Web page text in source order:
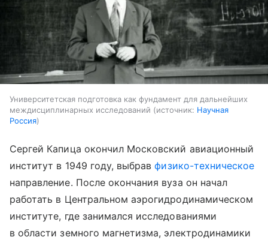
Университетская подготовка как фундамент для дальнейших
междисциплинарных исследований
источник: Научная
Россия
Сергей Капица окончил Московский авиационный
институт в 1949 году, выбравфизико-техническое
направление. После окончания вуза он начал
работать в Центральном аэрогидродинамическом
институте, где занимался исследованиями
в области земного магнетизма, электродинамики